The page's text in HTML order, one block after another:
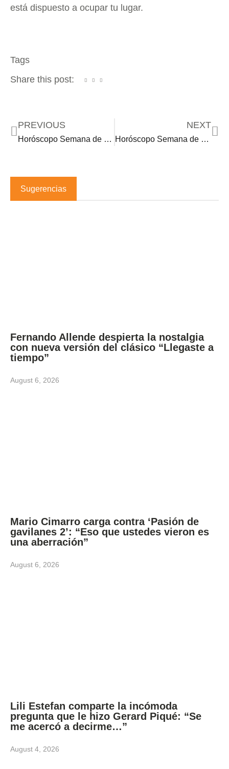
está dispuesto a ocupar tu lugar.
Tags
Share this post:
PREVIOUS
Horóscopo Semana de 10•30•23
NEXT
Horóscopo Semana de 11•13•23
Sugerencias
Fernando Allende despierta la nostalgia
con nueva versión del clásico “Llegaste a
tiempo”
August 6, 2026
Mario Cimarro carga contra ‘Pasión de
gavilanes 2’: “Eso que ustedes vieron es
una aberración”
August 6, 2026
Lili Estefan comparte la incómoda
pregunta que le hizo Gerard Piqué: “Se
me acercó a decirme…”
August 4, 2026